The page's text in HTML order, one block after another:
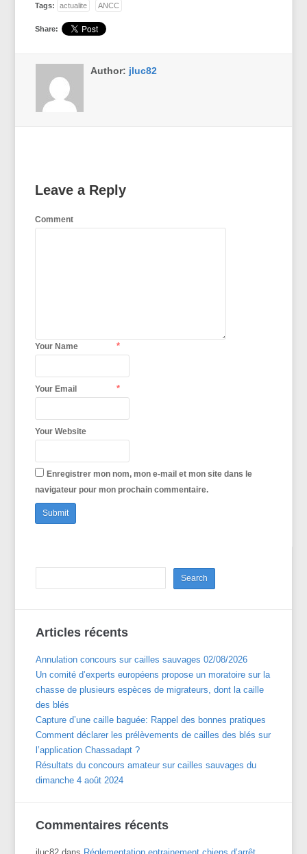
Tags: actualite ANCC
Share:
Author: jluc82
Leave a Reply
Comment
Your Name *
Your Email *
Your Website
Enregistrer mon nom, mon e-mail et mon site dans le
navigateur pour mon prochain commentaire.
Articles récents
Annulation concours sur cailles sauvages 02/08/2026
Un comité d’experts européens propose un moratoire sur la
chasse de plusieurs espèces de migrateurs, dont la caille
des blés
Capture d’une caille baguée: Rappel des bonnes pratiques
Comment déclarer les prélèvements de cailles des blés sur
l’application Chassadapt ?
Résultats du concours amateur sur cailles sauvages du
dimanche 4 août 2024
Commentaires récents